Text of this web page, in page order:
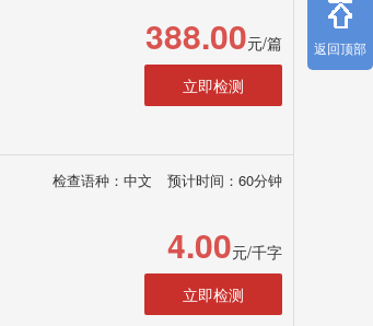
388.00元/篇
立即检测
检查语种：中文 预计时间：60分钟
4.00元/千字
立即检测
返回顶部